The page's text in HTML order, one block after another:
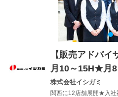
【販売アドバ
月10～15H★月
株式会社イシガミ
関西に12店舗展開★入社